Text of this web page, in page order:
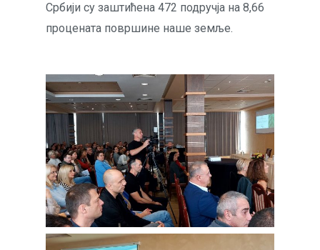
Србији су заштићена 472 подручја на 8,66
процената површине наше земље.